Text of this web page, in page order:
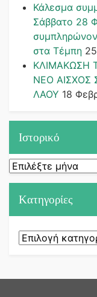
Κάλεσμα
Σάββατο 28
στα Τέμπη
ΚΛΙΜΑΚΩΣΗ
ΝΕΟ ΑΙΣΧΟΣ
ΛΑΟΥ 18
Ιστορικό
Ιστορικό
Kατηγορίες
Kατηγορίες